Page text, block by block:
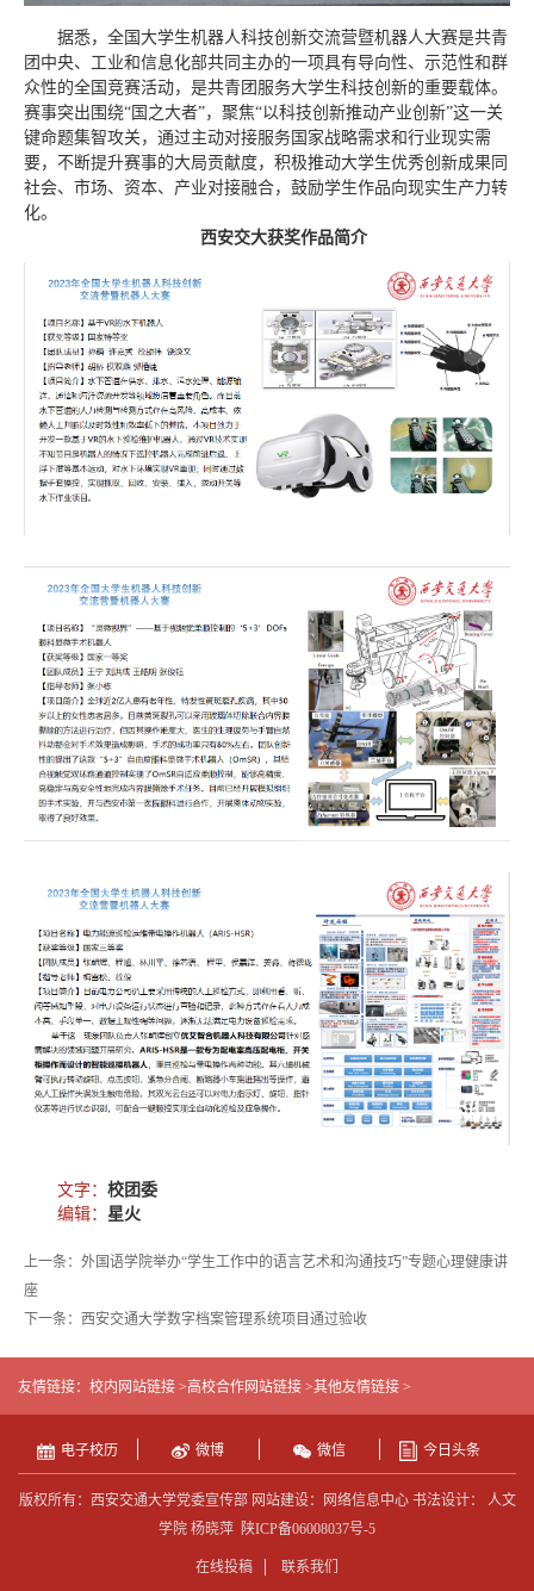
据悉，全国大学生机器人科技创新交流营暨机器人大赛是共青
团中央、工业和信息化部共同主办的一项具有导向性、示范性和群
众性的全国竞赛活动，是共青团服务大学生科技创新的重要载体。
赛事突出围绕“国之大者”，聚焦“以科技创新推动产业创新”这一关
键命题集智攻关，通过主动对接服务国家战略需求和行业现实需
要，不断提升赛事的大局贡献度，积极推动大学生优秀创新成果同
社会、市场、资本、产业对接融合，鼓励学生作品向现实生产力转
化。
西安交大获奖作品简介
文字： 校团委
编辑： 星火
上一条：外国语学院举办“学生工作中的语言艺术和沟通技巧”专题心理健康讲
座
下一条：西安交通大学数字档案管理系统项目通过验收
友情链接： 校内网站链接 >高校合作网站链接 >其他友情链接 >
电子校历 微博 微信 今日头条
版权所有：西安交通大学党委宣传部 网站建设：网络信息中心 书法设计： 人文
学院 杨晓萍 陕ICP备06008037号-5
在线投稿 联系我们